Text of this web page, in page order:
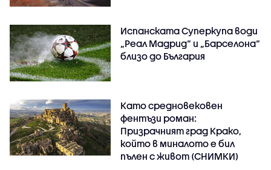
Испанската Суперкупа води
„Реал Мадрид“ и „Барселона“
близо до България
Като средновековен
фентъзи роман:
Призрачният град Крако,
който в миналото е бил
пълен с живот (СНИМКИ)